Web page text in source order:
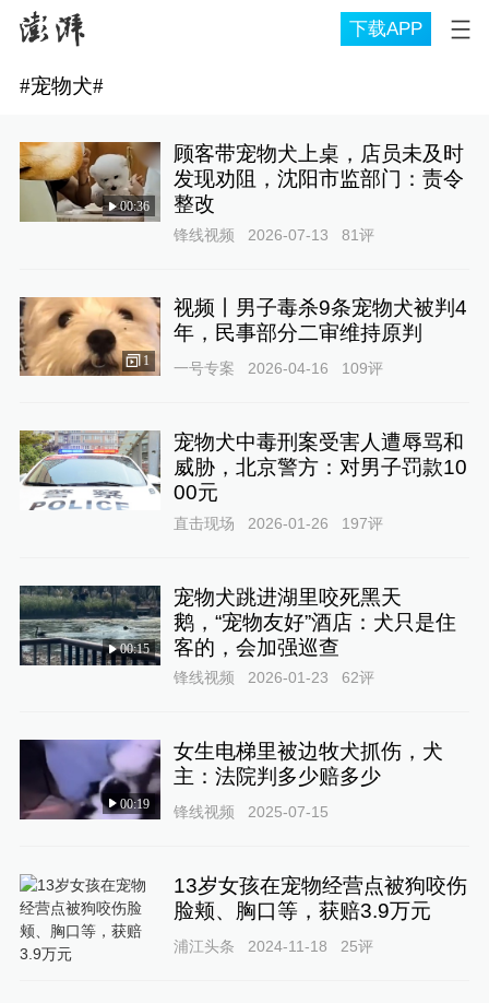
下载APP
#宠物犬#
00:36
顾客带宠物犬上桌，店员未及时
发现劝阻，沈阳市监部门：责令
整改
锋线视频 2026-07-13 81评
1
视频丨男子毒杀9条宠物犬被判4
年，民事部分二审维持原判
一号专案 2026-04-16 109评
宠物犬中毒刑案受害人遭辱骂和
威胁，北京警方：对男子罚款10
00元
直击现场 2026-01-26 197评
00:15
宠物犬跳进湖里咬死黑天
鹅，“宠物友好”酒店：犬只是住
客的，会加强巡查
锋线视频 2026-01-23 62评
00:19
女生电梯里被边牧犬抓伤，犬
主：法院判多少赔多少
锋线视频 2025-07-15
13岁女孩在宠物经营点被狗咬伤
脸颊、胸口等，获赔3.9万元
浦江头条 2024-11-18 25评